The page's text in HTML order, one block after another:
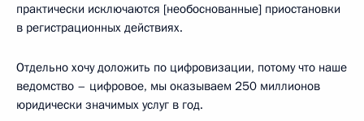
практически исключаются [необоснованные] приостановки
в регистрационных действиях.
Отдельно хочу доложить по цифровизации, потому что наше
ведомство – цифровое, мы оказываем 250 миллионов
юридически значимых услуг в год.